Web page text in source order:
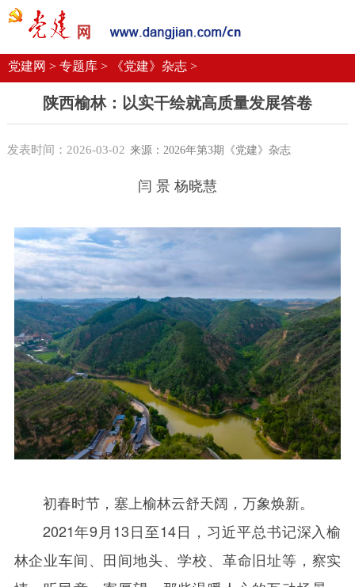
党建要闻
机关党建
校园党建 企业党建
党建网 > 专题库 > 《党建》杂志 >
陕西榆林：以实干绘就高质量发展答卷
发表时间：2026-03-02 来源：2026年第3期《党建》杂志
闫 景 杨晓慧
初春时节，塞上榆林云舒天阔，万象焕新。
2021年9 月 13日至14日，习近平总书记深入榆
林企业车间、田间地头、学校、革命旧址等，察实